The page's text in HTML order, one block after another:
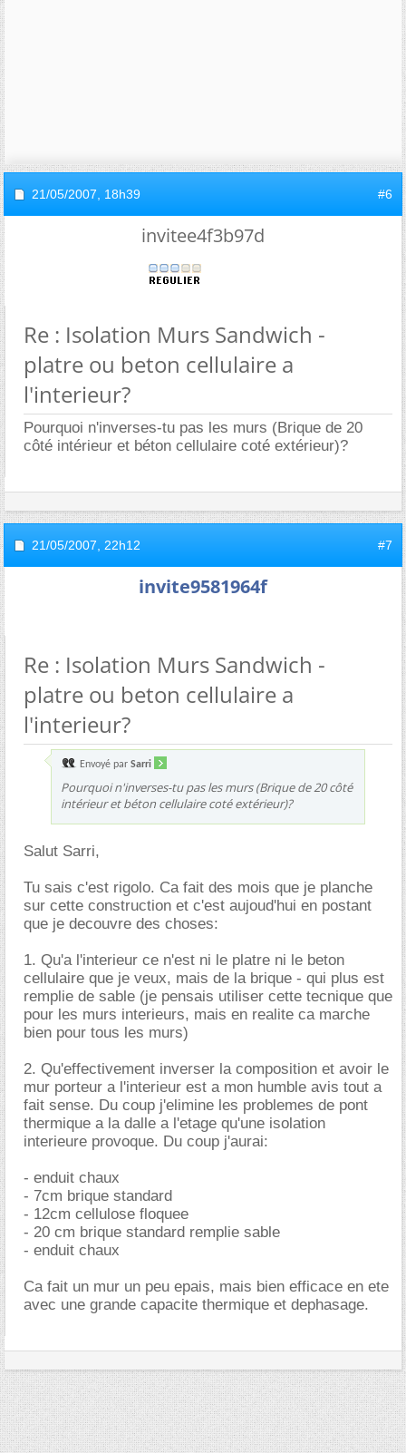
21/05/2007, 18h39 #6
invitee4f3b97d
Re : Isolation Murs Sandwich -
platre ou beton cellulaire a
l'interieur?
Pourquoi n'inverses-tu pas les murs (Brique de 20
côté intérieur et béton cellulaire coté extérieur)?
21/05/2007, 22h12 #7
invite9581964f
Re : Isolation Murs Sandwich -
platre ou beton cellulaire a
l'interieur?
Envoyé par Sarri
Pourquoi n'inverses-tu pas les murs (Brique de 20 côté
intérieur et béton cellulaire coté extérieur)?
Salut Sarri,
Tu sais c'est rigolo. Ca fait des mois que je planche
sur cette construction et c'est aujoud'hui en postant
que je decouvre des choses:
1. Qu'a l'interieur ce n'est ni le platre ni le beton
cellulaire que je veux, mais de la brique - qui plus est
remplie de sable (je pensais utiliser cette tecnique que
pour les murs interieurs, mais en realite ca marche
bien pour tous les murs)
2. Qu'effectivement inverser la composition et avoir le
mur porteur a l'interieur est a mon humble avis tout a
fait sense. Du coup j'elimine les problemes de pont
thermique a la dalle a l'etage qu'une isolation
interieure provoque. Du coup j'aurai:
- enduit chaux
- 7cm brique standard
- 12cm cellulose floquee
- 20 cm brique standard remplie sable
- enduit chaux
Ca fait un mur un peu epais, mais bien efficace en ete
avec une grande capacite thermique et dephasage.